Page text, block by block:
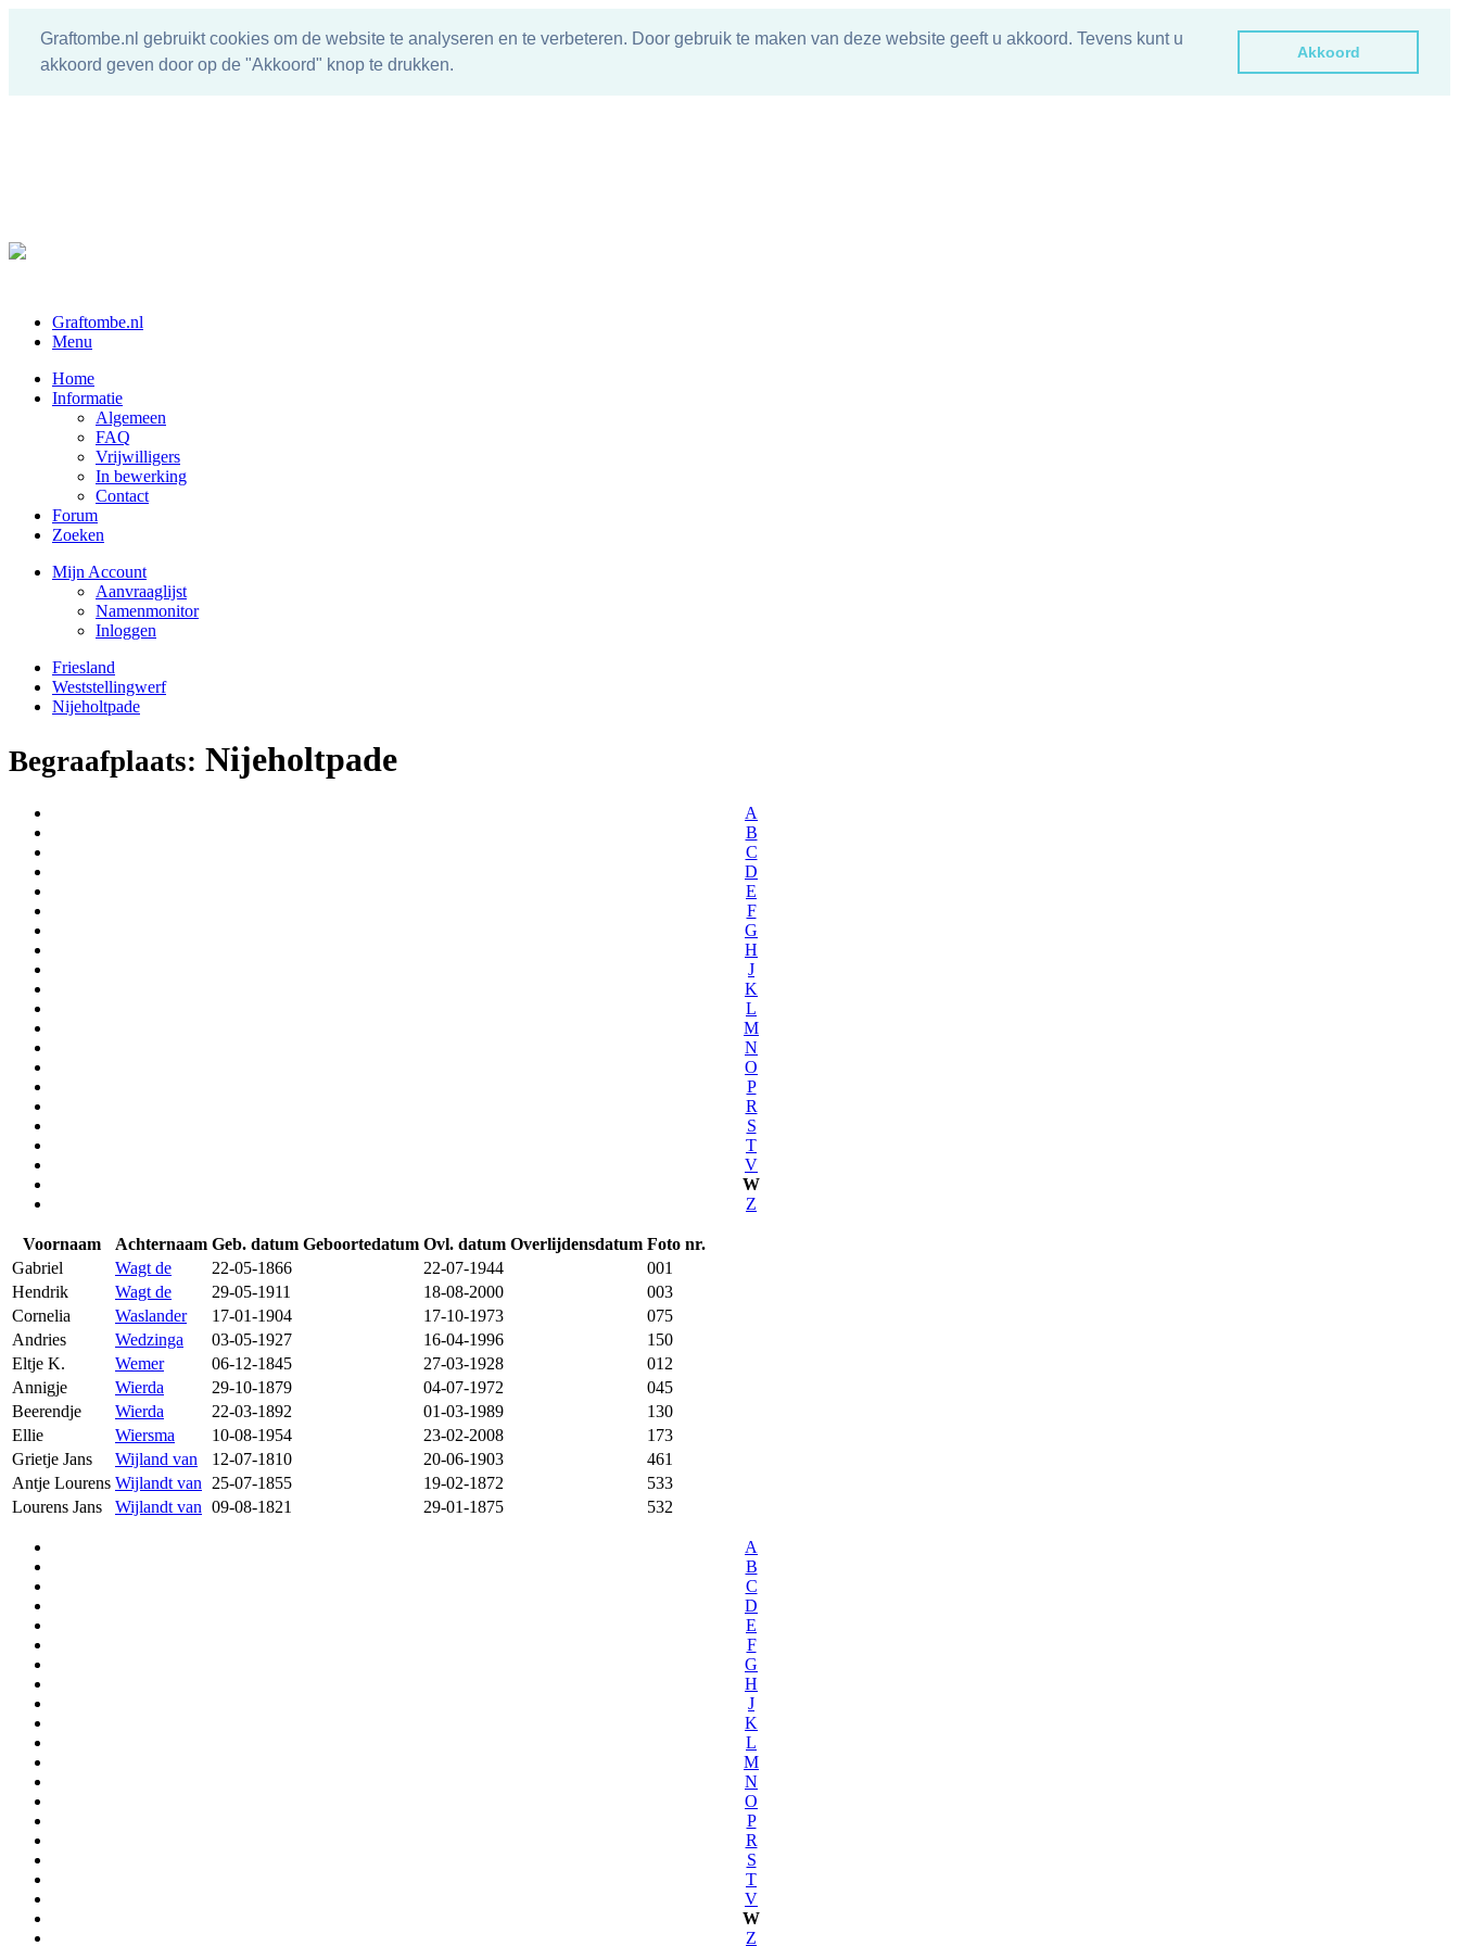
Graftombe.nl gebruikt cookies om de website te analyseren en te verbeteren. Door gebruik te maken van deze website geeft u akkoord. Tevens kunt u
akkoord geven door op de "Akkoord" knop te drukken.
Akkoord
Graftombe.nl
Menu
Home
Informatie
Algemeen
FAQ
Vrijwilligers
In bewerking
Contact
Forum
Zoeken
Mijn Account
Aanvraaglijst
Namenmonitor
Inloggen
Friesland
Weststellingwerf
Nijeholtpade
Begraafplaats: Nijeholtpade
A
B
C
D
E
F
G
H
J
K
L
M
N
O
P
R
S
T
V
W
Z
Voornaam Achternaam Geb. datum Geboortedatum Ovl. datum Overlijdensdatum Foto nr.
Gabriel
Wagt de 22-05-1866 22-07-1944
001
Hendrik
Wagt de 29-05-1911 18-08-2000
003
Cornelia
Waslander 17-01-1904 17-10-1973
075
Andries
Wedzinga 03-05-1927 16-04-1996
150
Eltje K.
Wemer 06-12-1845 27-03-1928
012
Annigje
Wierda 29-10-1879 04-07-1972
045
Beerendje
Wierda 22-03-1892 01-03-1989
130
Ellie
Wiersma 10-08-1954 23-02-2008
173
Grietje Jans
Wijland van 12-07-1810 20-06-1903
461
Antje Lourens Wijlandt van 25-07-1855 19-02-1872
533
Lourens Jans
Wijlandt van 09-08-1821 29-01-1875 532
A
B
C
D
E
F
G
H
J
K
L
M
N
O
P
R
S
T
V
W
Z